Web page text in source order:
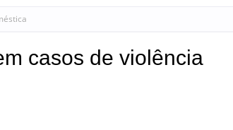
casos de violência